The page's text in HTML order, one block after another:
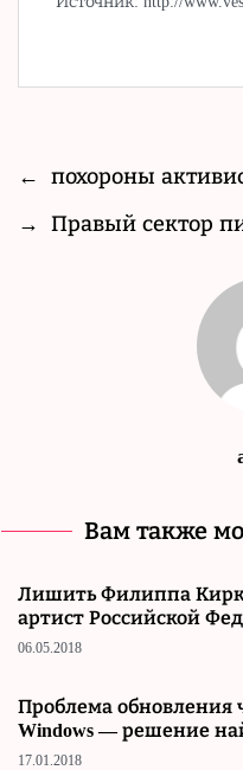
←
похороны
→
Правый сектор
Вам также
Лишить Филиппа
артист Российской
06.05.2018
Проблема обновления
Windows — решение
17.01.2018